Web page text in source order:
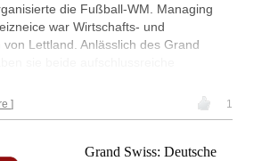
die Fußball-WM. Managing
war Wirtschafts- und
Lettland. Anlässlich des Grand
1
Grand Swiss: Deutsche